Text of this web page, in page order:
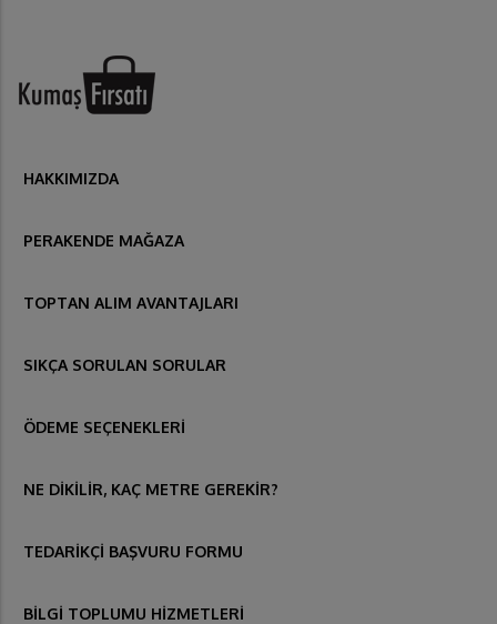
HAKKIMIZDA
PERAKENDE MAĞAZA
TOPTAN ALIM AVANTAJLARI
SIKÇA SORULAN SORULAR
ÖDEME SEÇENEKLERİ
NE DİKİLİR, KAÇ METRE GEREKİR?
TEDARİKÇİ BAŞVURU FORMU
BİLGİ TOPLUMU HİZMETLERİ